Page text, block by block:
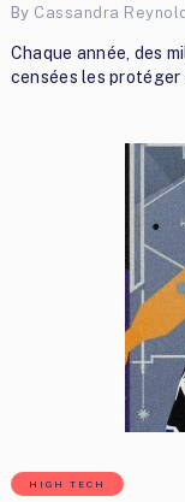
By Cassandra
Chaque année, des
censées les
HIGH TECH